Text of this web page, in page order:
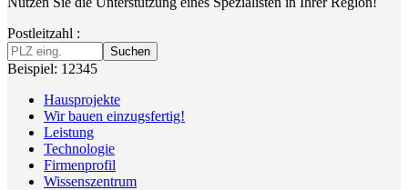
Postleitzahl :
Suchen
Beispiel: 12345
Hausprojekte
Wir bauen einzugsfertig!
Leistung
Technologie
Firmenprofil
Wissenszentrum